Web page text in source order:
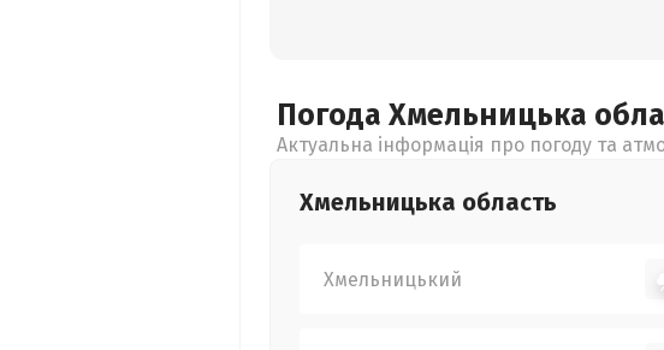
Погода Хмельницька
Актуальна інформація про погоду та
Хмельницька область
Хмельницький